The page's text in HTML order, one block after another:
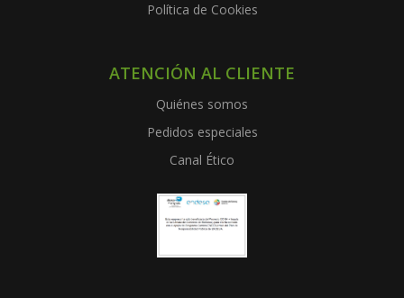
Política de Cookies
ATENCIÓN AL CLIENTE
Quiénes somos
Pedidos especiales
Canal Ético